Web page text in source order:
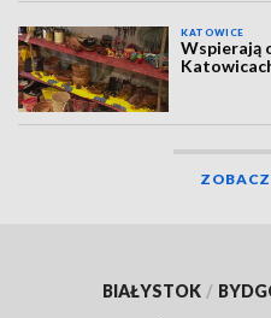
KATOWICE
Wspierają
ZOBACZ
BIAŁYSTOK /